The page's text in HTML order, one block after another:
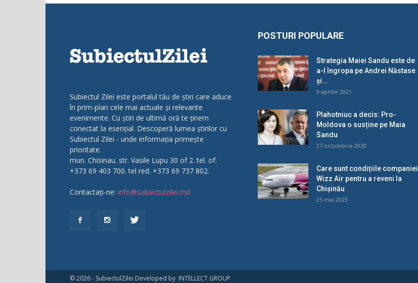
Subiectul Zilei este portalul tău de știri care aduce
în prim-plan cele mai actuale și relevante
evenimente. Cu știri de ultimă oră te ținem
conectat la esențial. Descoperă lumea știrilor cu
Subiectul Zilei - unde informația primește
prioritate.
mun. Chisinau. str. Vasile Lupu 30 of 2. tel. of.
+373 69 403 700. tel red. +373 69 737 802.
Contactați-ne: info@subiectulzilei.md
POSTURI POPULARE
Strategia Maiei Sandu este de
a-l îngropa pe Andrei Năstase
și...
9 aprilie 2021
Plahotniuc a decis: Pro-
Moldova o susține pe Maia
Sandu
27 octombrie 2020
Care sunt condițiile companiei
Wizz Air pentru a reveni la
Chișinău
25 mai 2023
© 2026 - SubiectulZilei Developed by INTELLECT GROUP